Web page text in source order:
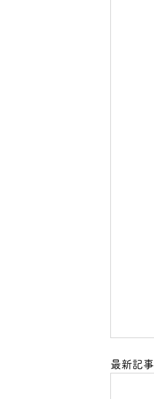
最新記事